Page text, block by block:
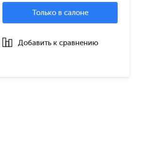
Только в салоне
Добавить к сравнению